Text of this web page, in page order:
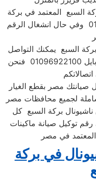
السبع المعتمد في بركة
السبع الخط الساخن 01112124913 وفي حال انشغال الرقم
السبع يمكنك التواصل
معنا علي ارقام من خلال رقم موبايل 01096922100 فنحن
مصر بقطع الغيار
لجميع محافظات مصر
بركة السبع كل
توكيل صيانة ماكينات
في بركة